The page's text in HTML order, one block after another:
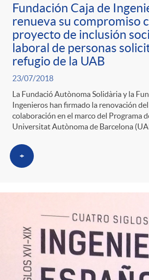
Fundación Caja de
renueva su compromiso
proyecto de inclusión
laboral de personas
refugio de la UAB
23/07/2018
La Fundació Autònoma Solidària y la
Ingenieros han firmado la renovación
colaboración en el marco del Programa
Universitat Autònoma de Barcelona
+